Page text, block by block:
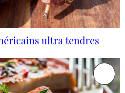
ultra tendres